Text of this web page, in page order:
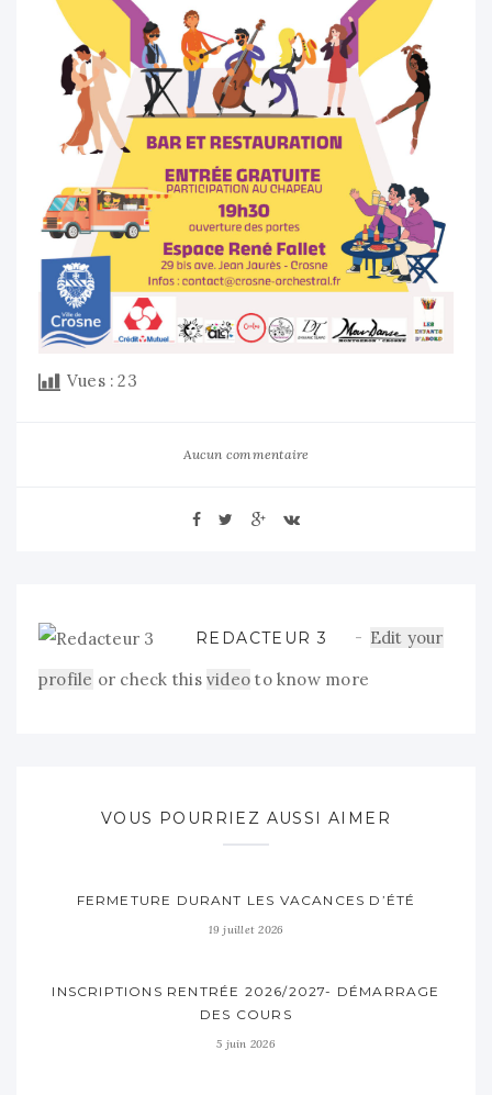
Vues : 23
Aucun commentaire
REDACTEUR 3
Edit your
profile or check this video to know more
VOUS POURRIEZ AUSSI AIMER
FERMETURE DURANT LES VACANCES D’ÉTÉ
19 juillet 2026
INSCRIPTIONS RENTRÉE 2026/2027- DÉMARRAGE
DES COURS
5 juin 2026